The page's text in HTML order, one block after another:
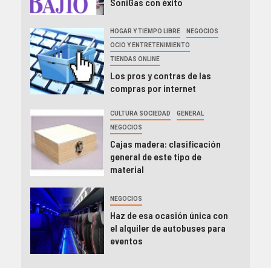
HOGAR Y TIEMPO LIBRE NEGOCIOS
OCIO Y ENTRETENIMIENTO
TIENDAS ONLINE
Los pros y contras de las
compras por internet
CULTURA SOCIEDAD GENERAL
NEGOCIOS
Cajas madera: clasificación
general de este tipo de
material
NEGOCIOS
Haz de esa ocasión única con
el alquiler de autobuses para
eventos